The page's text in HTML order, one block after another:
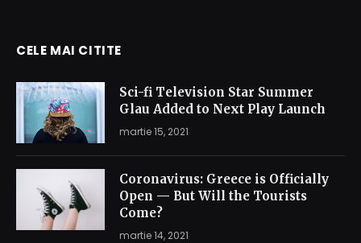
CELE MAI CITITE
Sci-fi Television Star Summer
Glau Added to Next Play Launch
martie 15, 2021
Coronavirus: Greece is Officially
Open — But Will the Tourists
Come?
martie 14, 2021